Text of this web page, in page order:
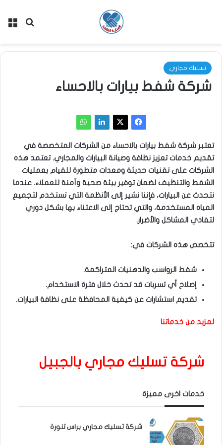
بحث
تسليك مجاري
شركة شفط بيارات بالاحساء
تعتبر شركة شفط بيارات بالاحساء من الشركات المتخصصة في
تقديم خدمات تعزيز نظافة وصيانة البيارات والمجاري. تعتمد هذه
الشركات على تقنيات حديثة ومعدات متطورة للقيام بعمليات
الشفط والتنظيف لضمان توفير بيئة صحية وآمنة للعملاء. عندما
نتحدث عن البيارات، فإننا نشير إلى الأنظمة التي تستخدم لتجميع
المياه المستخدمة، والتي تحتاج إلى الاعتناء بها بشكل دوري
لتفادي المشاكل والأضرار.
تتخصص هذه الشركات في:
شفط الرواسب والدهنيات المتراكمة.
إصلاح أي تسربات قد تحدث خلال فترة الاستخدام.
تقديم استشارات عن كيفية المحافظة على نظافة البيارات.
لمزيد من خدماتنا
شركة تسليك مجاري بالجبيل
خدمات اخرى مميزة
شركة تسليك مجاري براس تنورة